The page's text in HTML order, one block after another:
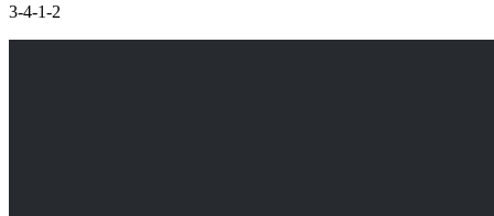
3-4-1-2